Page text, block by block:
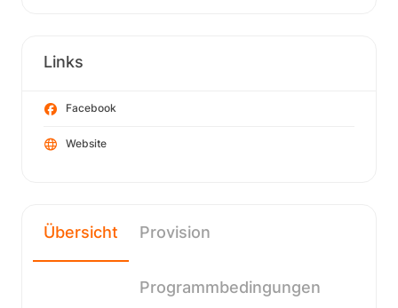
Links
Facebook
Website
Übersicht Provision
Programmbedingungen